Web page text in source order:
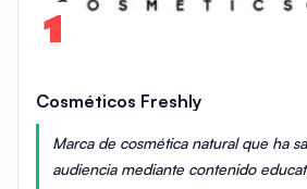
1
Cosméticos Freshly
Marca de cosmética natural que ha
audiencia mediante contenido